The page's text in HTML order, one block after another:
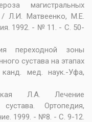
магистральных
/ Л.И. Матвеенко, М.Е.
1992. - № 11. - С. 50-
переходной зоны
сустава на этапах
мед. наук.-Уфа,
Л.А. Лечение
Ортопедия,
1999. - №8. - С. 9-12.